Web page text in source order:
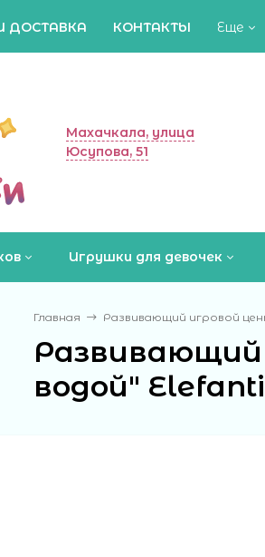
ДОСТАВКА КОНТАКТЫ Еще
Махачкала, улица
Юсупова, 51
Игрушки для девочек
Главная Развивающий игровой
Развивающий
водой"